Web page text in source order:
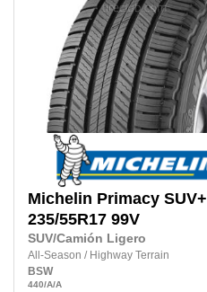
Michelin Primacy SUV+
235/55R17 99V
SUV/Camión Ligero
All-Season / Highway Terrain
BSW
440/A/A